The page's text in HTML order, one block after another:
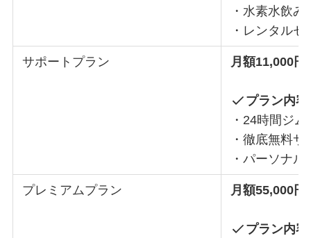
・水素水飲み
・レンタルセ
サポートプラン 月額11,000円
プラン内容
・24時間ジ
・徹底無料サ
・パーソナ
プレミアムプラン 月額55,000円
プラン内容